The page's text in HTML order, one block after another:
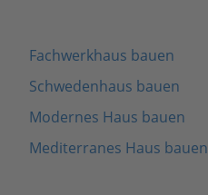
Fachwerkhaus bauen
Schwedenhaus bauen
Modernes Haus bauen
Mediterranes Haus bauen